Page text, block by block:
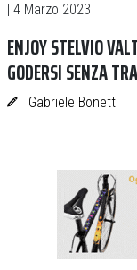
| 4 Marzo 2023
ENJOY STELVIO
GODERSI SENZA
Gabriele Bonetti